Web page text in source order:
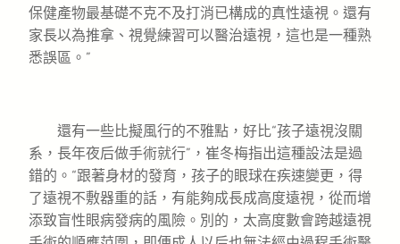
保健產物最基礎不克不及打消已構成的真性遠視。還有
家長以為推拿、視覺練習可以醫治遠視，這也是一種熟
悉誤區。”
還有一些比擬風行的不雅點，好比“孩子遠視沒關
系，長年夜后做手術就行”，崔冬梅指出這種設法是過
錯的。“跟著身材的發育，孩子的眼球在疾速變更，得
了遠視不敷器重的話，有能夠成長成高度遠視，從而增
添致盲性眼病發病的風險。別的，太高度數會跨越遠視